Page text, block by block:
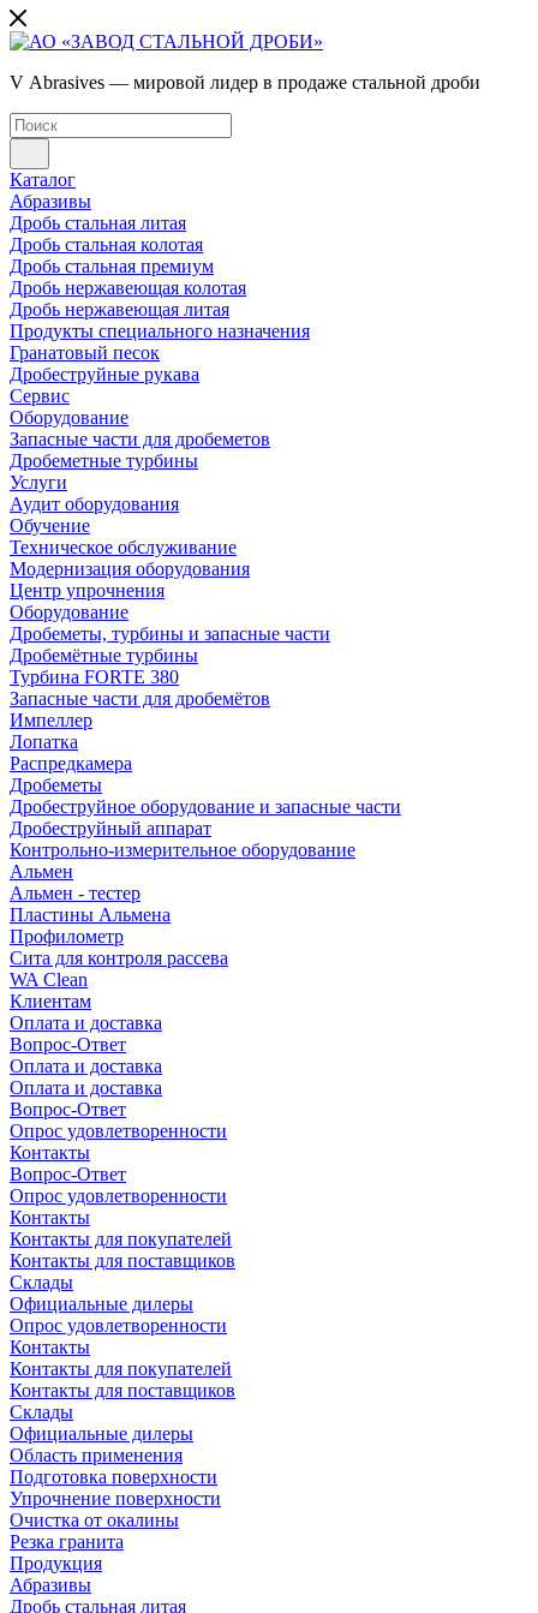
V Abrasives — мировой лидер в продаже стальной дроби
Каталог
Абразивы
Дробь стальная литая
Дробь стальная колотая
Дробь стальная премиум
Дробь нержавеющая колотая
Дробь нержавеющая литая
Продукты специального назначения
Гранатовый песок
Дробеструйные рукава
Сервис
Оборудование
Запасные части для дробеметов
Дробеметные турбины
Услуги
Аудит оборудования
Обучение
Техническое обслуживание
Модернизация оборудования
Центр упрочнения
Оборудование
Дробеметы, турбины и запасные части
Дробемётные турбины
Турбина FORTE 380
Запасные части для дробемётов
Импеллер
Лопатка
Распредкамера
Дробеметы
Дробеструйное оборудование и запасные части
Дробеструйный аппарат
Контрольно-измерительное оборудование
Альмен
Альмен - тестер
Пластины Альмена
Профилометр
Сита для контроля рассева
WA Clean
Клиентам
Оплата и доставка
Вопрос-Ответ
Оплата и доставка
Оплата и доставка
Вопрос-Ответ
Опрос удовлетворенности
Контакты
Вопрос-Ответ
Опрос удовлетворенности
Контакты
Контакты для покупателей
Контакты для поставщиков
Склады
Официальные дилеры
Опрос удовлетворенности
Контакты
Контакты для покупателей
Контакты для поставщиков
Склады
Официальные дилеры
Область применения
Подготовка поверхности
Упрочнение поверхности
Очистка от окалины
Резка гранита
Продукция
Абразивы
Дробь стальная литая